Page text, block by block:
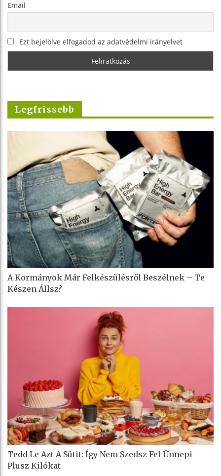
Email
Ezt bejelölve elfogadod az adatvédelmi irányelvet
Legfrissebb
A Kormányok Már Felkészülésről Beszélnek – Te
Készen Állsz?
Tedd Le Azt A Sütit: Így Nem Szedsz Fel Ünnepi
Plusz Kilókat